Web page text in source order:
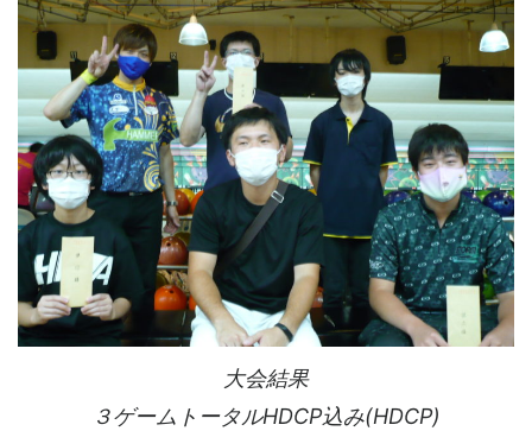
大会結果
３ゲームトータルHDCP込み(HDCP)